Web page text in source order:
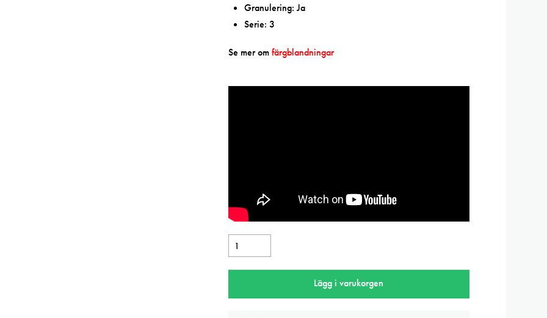
Granulering: Ja
Serie: 3
Se mer om färgblandningar
Daniel
Smith
Lägg i varukorgen